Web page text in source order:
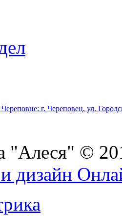
г. Череповец, ул.
©
и дизайн